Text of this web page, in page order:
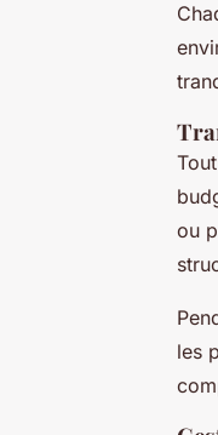
ou
les